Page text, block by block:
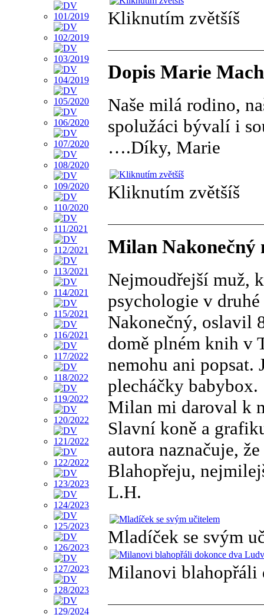
Kliknutím zvětšíš
Dopis Marie
Naše milá rodino,
spolužáci bývalí i
….Díky, Marie
Kliknutím zvětšíš
Milan Nakonečný
Nejmoudřejší muž,
psychologie v
Nakonečný, oslavil
domě plném knih v
nemohu ani popsat.
plecháčky babybox.
Milan mi daroval k
Slavní koně a
autora naznačuje,
Blahopřeju,
L.H.
Mladíček se svým
Milanovi blahopřáli